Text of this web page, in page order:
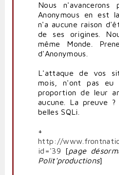
Nous n'avancerons
Anonymous en est
n'a aucune raison
de ses origines.
même Monde.
d'Anonymous.
L'attaque de vos
mois, n'ont pas eu
proportion de leur
aucune. La preuve ?
belles SQLi.
+
http://
id='39 [page
Polit'productions]